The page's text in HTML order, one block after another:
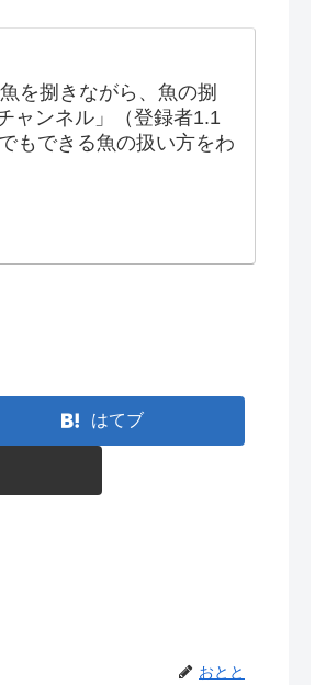
を捌きながら、魚の捌
ャンネル」（登録者1.1
もできる魚の扱い方をわ
はてブ
おとと